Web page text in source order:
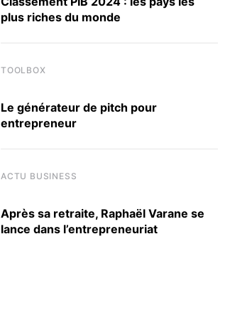
plus riches du monde
TOOLBOX
Le générateur de pitch pour
entrepreneur
ACTU BUSINESS
Après sa retraite, Raphaël Varane se
lance dans l’entrepreneuriat